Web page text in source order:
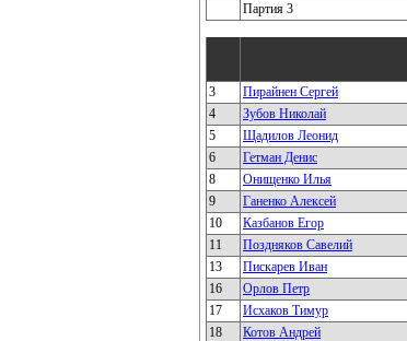
Партия 3
3 Пирайнен Сергей
4 Зубов Николай
5 Щадилов Леонид
6 Гетман Денис
8 Онищенко Илья
9 Ганенко Алексей
10 Казбанов Егор
11 Поздняков Савелий
13 Пискарев Иван
16 Орлов Петр
17 Исхаков Тимур
18 Котов Андрей